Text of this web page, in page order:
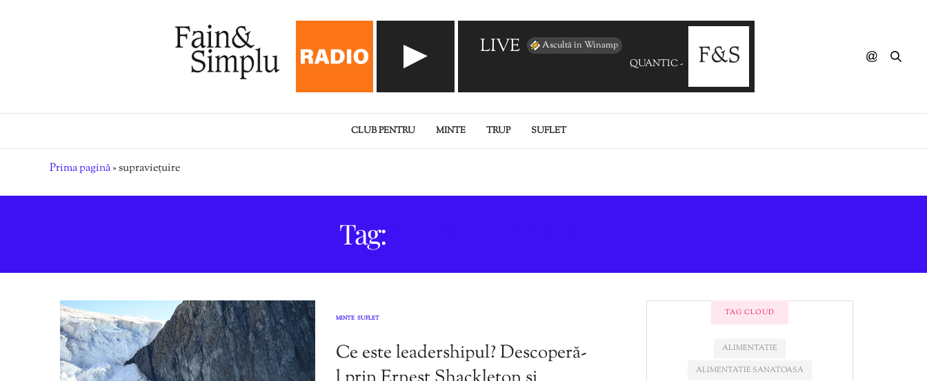
LIVE Ascultă în Winamp
QUANTIC - Cumbia Sobre El Mar (El Buho Remix)
CLUB PENTRU MINTE TRUP SUFLET
Prima pagină»supraviețuire
Tag:
MINTE SUFLET
Ce este leadershipul? Descoperă-
TAG CLOUD
ALIMENTATIE
ALIMENTATIE SANATOASA